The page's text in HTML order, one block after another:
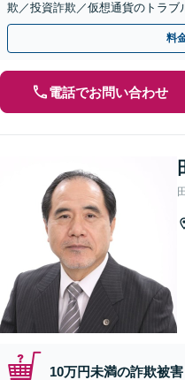
欺／投資詐欺／仮想通貨のトラ
のみで解決も可能！
料
電話でお問い合わせ
10万円未満の詐欺被害